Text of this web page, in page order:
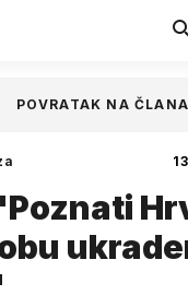
POVRATAK NA